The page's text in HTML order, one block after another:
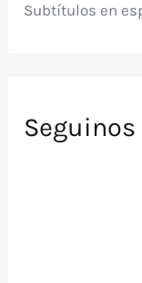
Subtítulos en
Seguinos